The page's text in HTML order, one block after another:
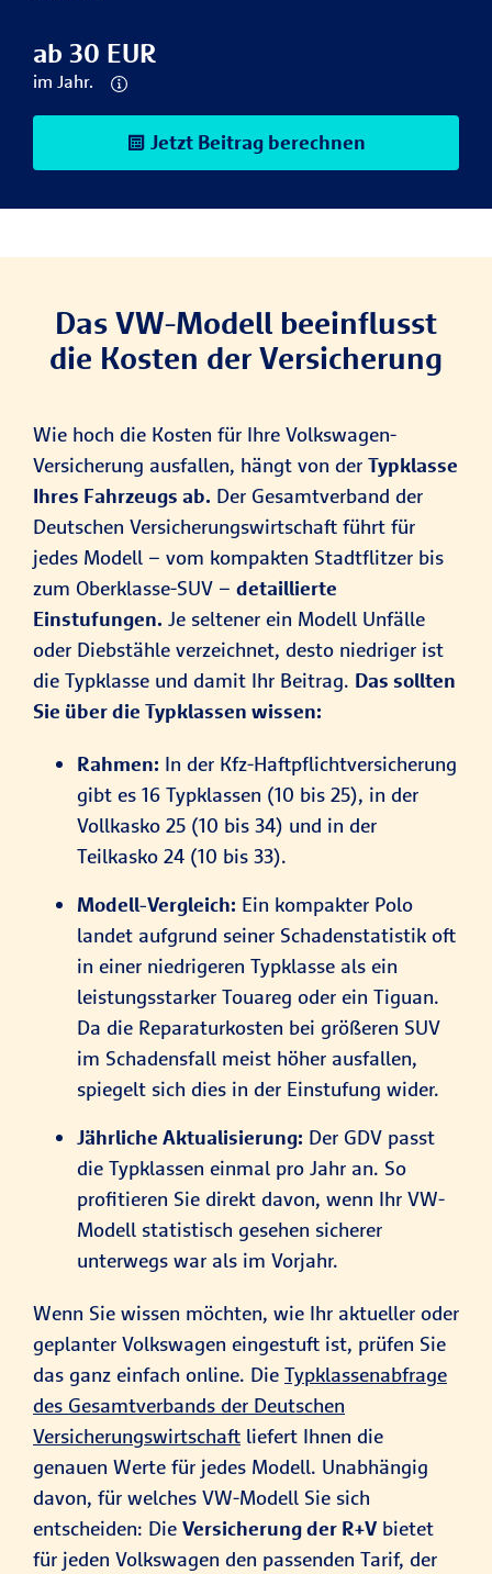
ab 30 EUR
im Jahr.
Jetzt Beitrag berechnen
Das VW-Modell beeinflusst
die Kosten der Versicherung
Wie hoch die Kosten für Ihre Volkswagen-
Versicherung ausfallen, hängt von der Typklasse
Ihres Fahrzeugs ab. Der Gesamtverband der
Deutschen Versicherungswirtschaft führt für
jedes Modell – vom kompakten Stadtflitzer bis
zum Oberklasse-SUV – detaillierte
Einstufungen. Je seltener ein Modell Unfälle
oder Diebstähle verzeichnet, desto niedriger ist
die Typklasse und damit Ihr Beitrag. Das sollten
Sie über die Typklassen wissen:
Rahmen: In der Kfz-Haftpflichtversicherung
gibt es 16 Typklassen (10 bis 25), in der
Vollkasko 25 (10 bis 34) und in der
Teilkasko 24 (10 bis 33).
Modell-Vergleich: Ein kompakter Polo
landet aufgrund seiner Schadenstatistik oft
in einer niedrigeren Typklasse als ein
leistungsstarker Touareg oder ein Tiguan.
Da die Reparaturkosten bei größeren SUV
im Schadensfall meist höher ausfallen,
spiegelt sich dies in der Einstufung wider.
Jährliche Aktualisierung: Der GDV passt
die Typklassen einmal pro Jahr an. So
profitieren Sie direkt davon, wenn Ihr VW-
Modell statistisch gesehen sicherer
unterwegs war als im Vorjahr.
Wenn Sie wissen möchten, wie Ihr aktueller oder
geplanter Volkswagen eingestuft ist, prüfen Sie
das ganz einfach online. Die Typklassenabfrage
des Gesamtverbands der Deutschen
Versicherungswirtschaft liefert Ihnen die
genauen Werte für jedes Modell. Unabhängig
davon, für welches VW-Modell Sie sich
entscheiden: Die Versicherung der R+V bietet
für jeden Volkswagen den passenden Tarif, der